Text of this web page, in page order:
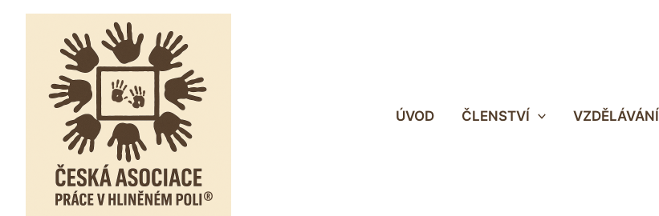
Přeskočit
ÚVOD ČLENSTVÍ VZDĚLÁVÁNÍ